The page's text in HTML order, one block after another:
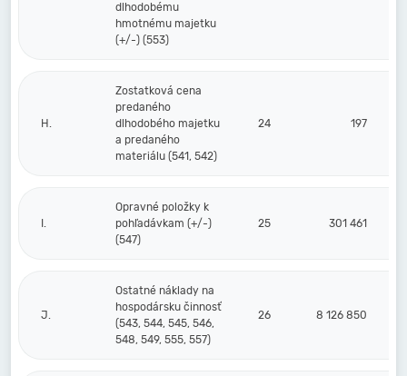
dlhodobému
hmotnému majetku
(+/-) (553)
H.
Zostatková cena
predaného
dlhodobého majetku
a predaného
materiálu (541, 542)
24 197
I.
Opravné položky k
pohľadávkam (+/-)
(547)
25 301 461
J.
Ostatné náklady na
hospodársku činnosť
(543, 544, 545, 546,
548, 549, 555, 557)
26 8 126 850